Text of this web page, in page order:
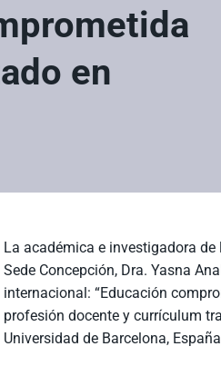
en
La académica e investigadora
Sede Concepción, Dra. Yasna
internacional: “Educación
profesión docente y currículum
Universidad de Barcelona,